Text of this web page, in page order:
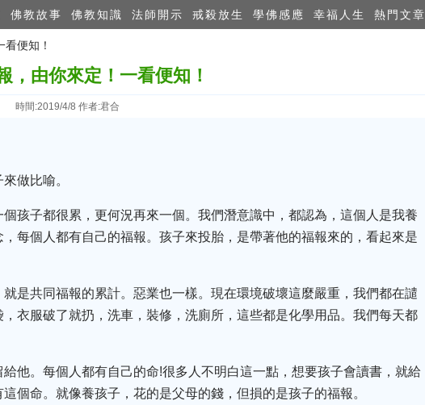
佛教故事 佛教知識 法師開示 戒殺放生 學佛感應 幸福人生 熱門文章
便知！
，由你來定！一看便知！
時間:2019/4/8 作者:君合
做比喻。
孩子都很累，更何況再來一個。我們潛意識中，都認為，這個人是我養
每個人都有自己的福報。孩子來投胎，是帶著他的福報來的，看起來是
是共同福報的累計。惡業也一樣。現在環境破壞這麼嚴重，我們都在譴
衣服破了就扔，洗車，裝修，洗廁所，這些都是化學用品。我們每天都
他。每個人都有自己的命!很多人不明白這一點，想要孩子會讀書，就給
個命。就像養孩子，花的是父母的錢，但損的是孩子的福報。